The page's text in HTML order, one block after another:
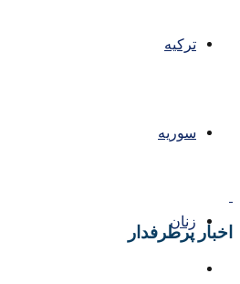
ترکیه
سوریه
زنان
اخبار پرطرفدار